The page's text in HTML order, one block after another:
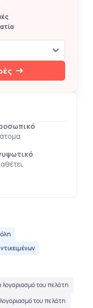
λογαριασμό του πελάτη
του πελάτη